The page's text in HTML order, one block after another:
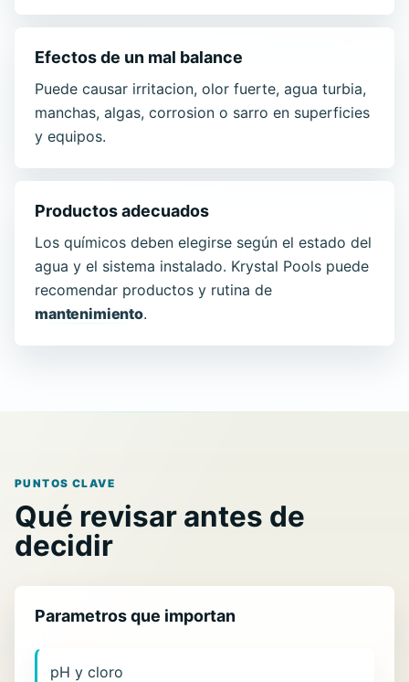
Efectos de un mal balance
Puede causar irritacion, olor fuerte, agua turbia,
manchas, algas, corrosion o sarro en superficies
y equipos.
Productos adecuados
Los químicos deben elegirse según el estado del
agua y el sistema instalado. Krystal Pools puede
recomendar productos y rutina de
mantenimiento.
PUNTOS CLAVE
Qué revisar antes de
decidir
Parametros que importan
pH y cloro